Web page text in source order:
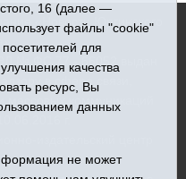
«Новости Юргинского
№ ФС 77 - 66052 выдан
в сфере связи,
16 (далее —
файлы "cookie"
для
качества
ресурс, Вы
данных
не может